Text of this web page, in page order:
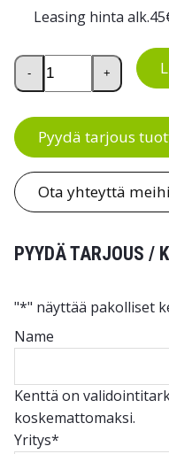
Leasing hinta alk.45
Raskaat työpöydät
- +
Pyydä tarjous
Ota yhteyttä
PYYDÄ TARJOUS /
"*" näyttää pakolliset
Name
Kenttä on
koskemattomaksi.
Yritys*